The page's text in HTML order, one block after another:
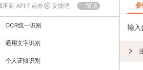
不到 API ? 点击 反馈吧 简洁
OCR统一识别
通用文字识别
个人证照识别
输入